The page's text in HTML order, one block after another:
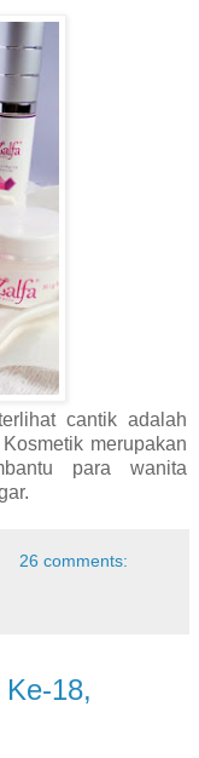
cantik adalah
merupakan
para wanita
26 comments:
18,